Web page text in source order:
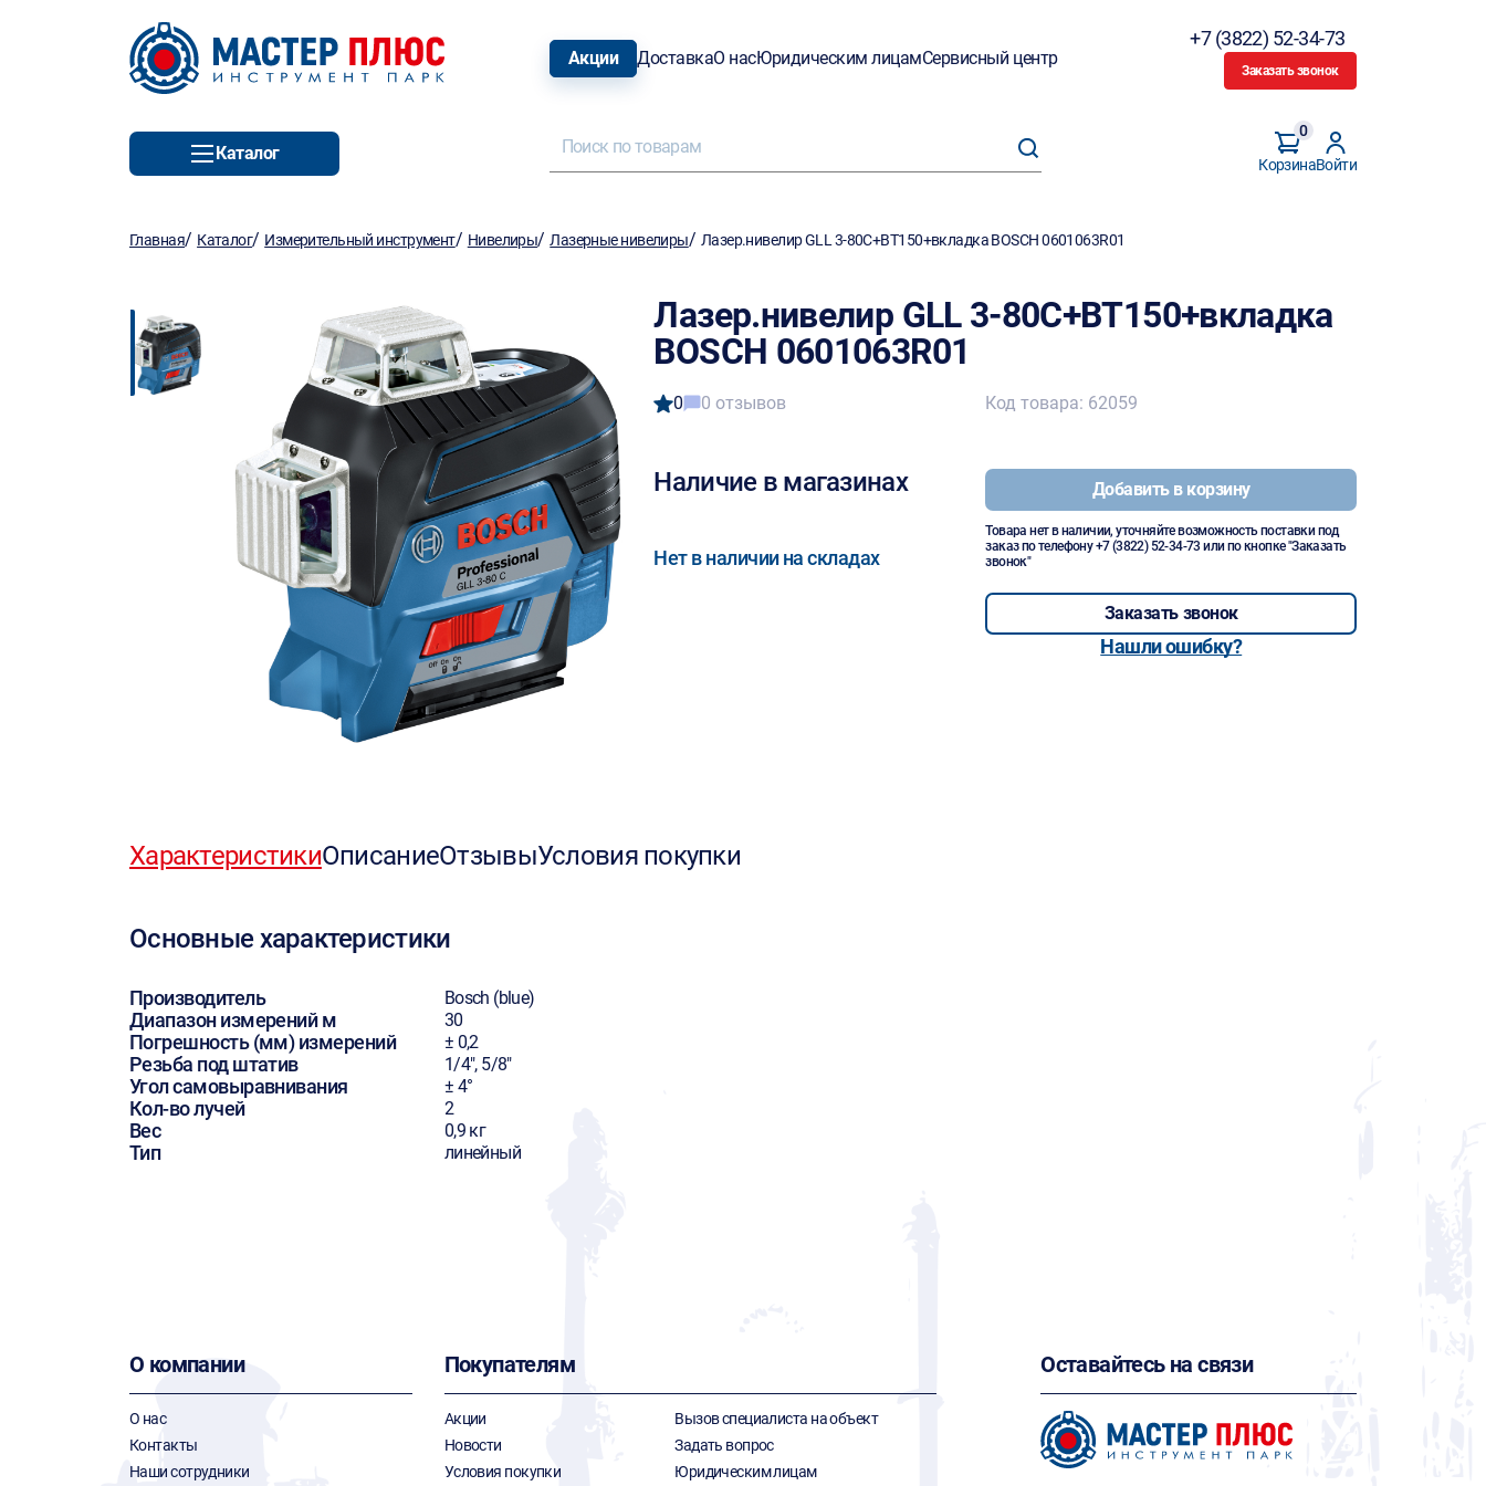
Акции ДоставкаО насЮридическим лицамСервисный центр
+7 (3822) 52-34-73
Заказать звонок
Каталог
Корзина
0
Войти
Главная/ Каталог/ Измерительный инструмент/ Нивелиры/Лазерные нивелиры/ Лазер.нивелир GLL 3-80C+BT150+вкладка BOSCH 0601063R01
Лазер.нивелир GLL 3-80C+BT150+вкладка
BOSCH 0601063R01
0 0 отзывов
Наличие в магазинах
Нет в наличии на складах
Код товара: 62059
Добавить в корзину
Товара нет в наличии, уточняйте возможность поставки под
заказ по телефону+7 (3822) 52-34-73 или по кнопке "Заказать
звонок"
Заказать звонок
Нашли ошибку?
ХарактеристикиОписаниеОтзывыУсловия покупки
Основные характеристики
Производитель Bosch (blue)
Диапазон измерений м 30
Погрешность (мм) измерений ± 0,2
Резьба под штатив 1/4", 5/8"
Угол самовыравнивания ± 4°
Кол-во лучей 2
Вес 0,9 кг
Тип линейный
О компании
О нас
Контакты
Наши сотрудники
Покупателям
Акции
Новости
Условия покупки
Вызов специалиста на объект
Задать вопрос
Юридическим лицам
Оставайтесь на связи